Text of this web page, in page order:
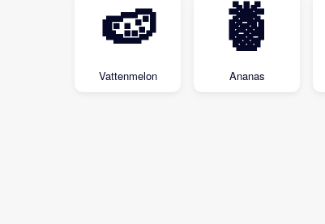
🍉
Vattenmelon
🍍
Ananas